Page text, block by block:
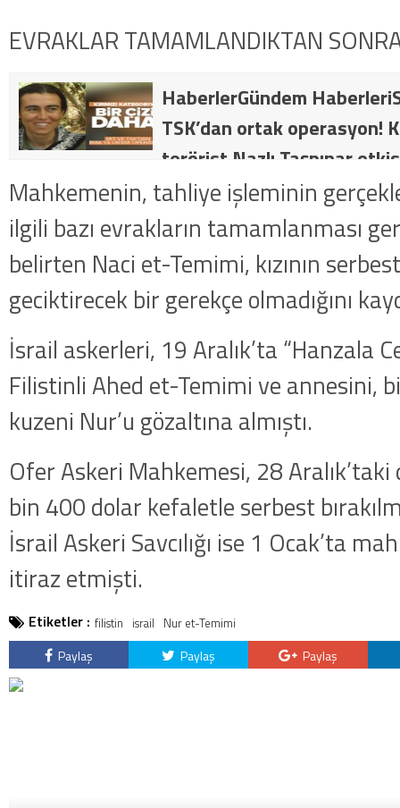
EVRAKLAR TAMAMLANDIKTAN
HaberlerGündem
TSK’dan ortak operasyon!
terörist Nazlı Taşpınar
dakika: MİT ve TSK’dan
kategorideki terörist Nazlı
getirildi .
Mahkemenin, tahliye işleminin
ilgili bazı evrakların tamamlanması
belirten Naci et-Temimi, kızının serbest
geciktirecek bir gerekçe olmadığını
İsrail askerleri, 19 Aralık’ta “Hanzala
Filistinli Ahed et-Temimi ve annesini,
kuzeni Nur’u gözaltına almıştı.
Ofer Askeri Mahkemesi, 28
bin 400 dolar kefaletle serbest
İsrail Askeri Savcılığı ise 1 Ocak’ta
itiraz etmişti.
Etiketler : filistin israil Nur et-Temimi
Paylaş Paylaş Paylaş